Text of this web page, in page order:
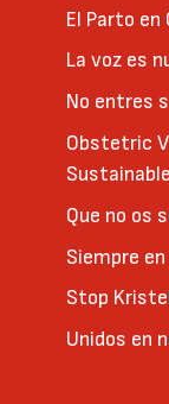
El Parto en
La voz es
No entres
Obstetric
Que no os
Siempre
Stop
Unidos en